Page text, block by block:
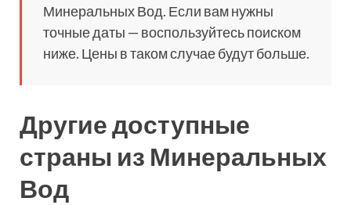
Минеральных Вод. Если вам нужны
точные даты — воспользуйтесь поиском
ниже. Цены в таком случае будут больше.
Другие доступные
страны из Минеральных
Вод